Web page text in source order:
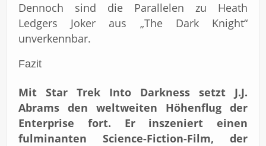
Dennoch sind die Parallelen zu Heath
Ledgers Joker aus „The Dark Knight“
unverkennbar.
Fazit
Mit Star Trek Into Darkness setzt J.J.
Abrams den weltweiten Höhenflug der
Enterprise fort. Er inszeniert einen
fulminanten Science-Fiction-Film, der